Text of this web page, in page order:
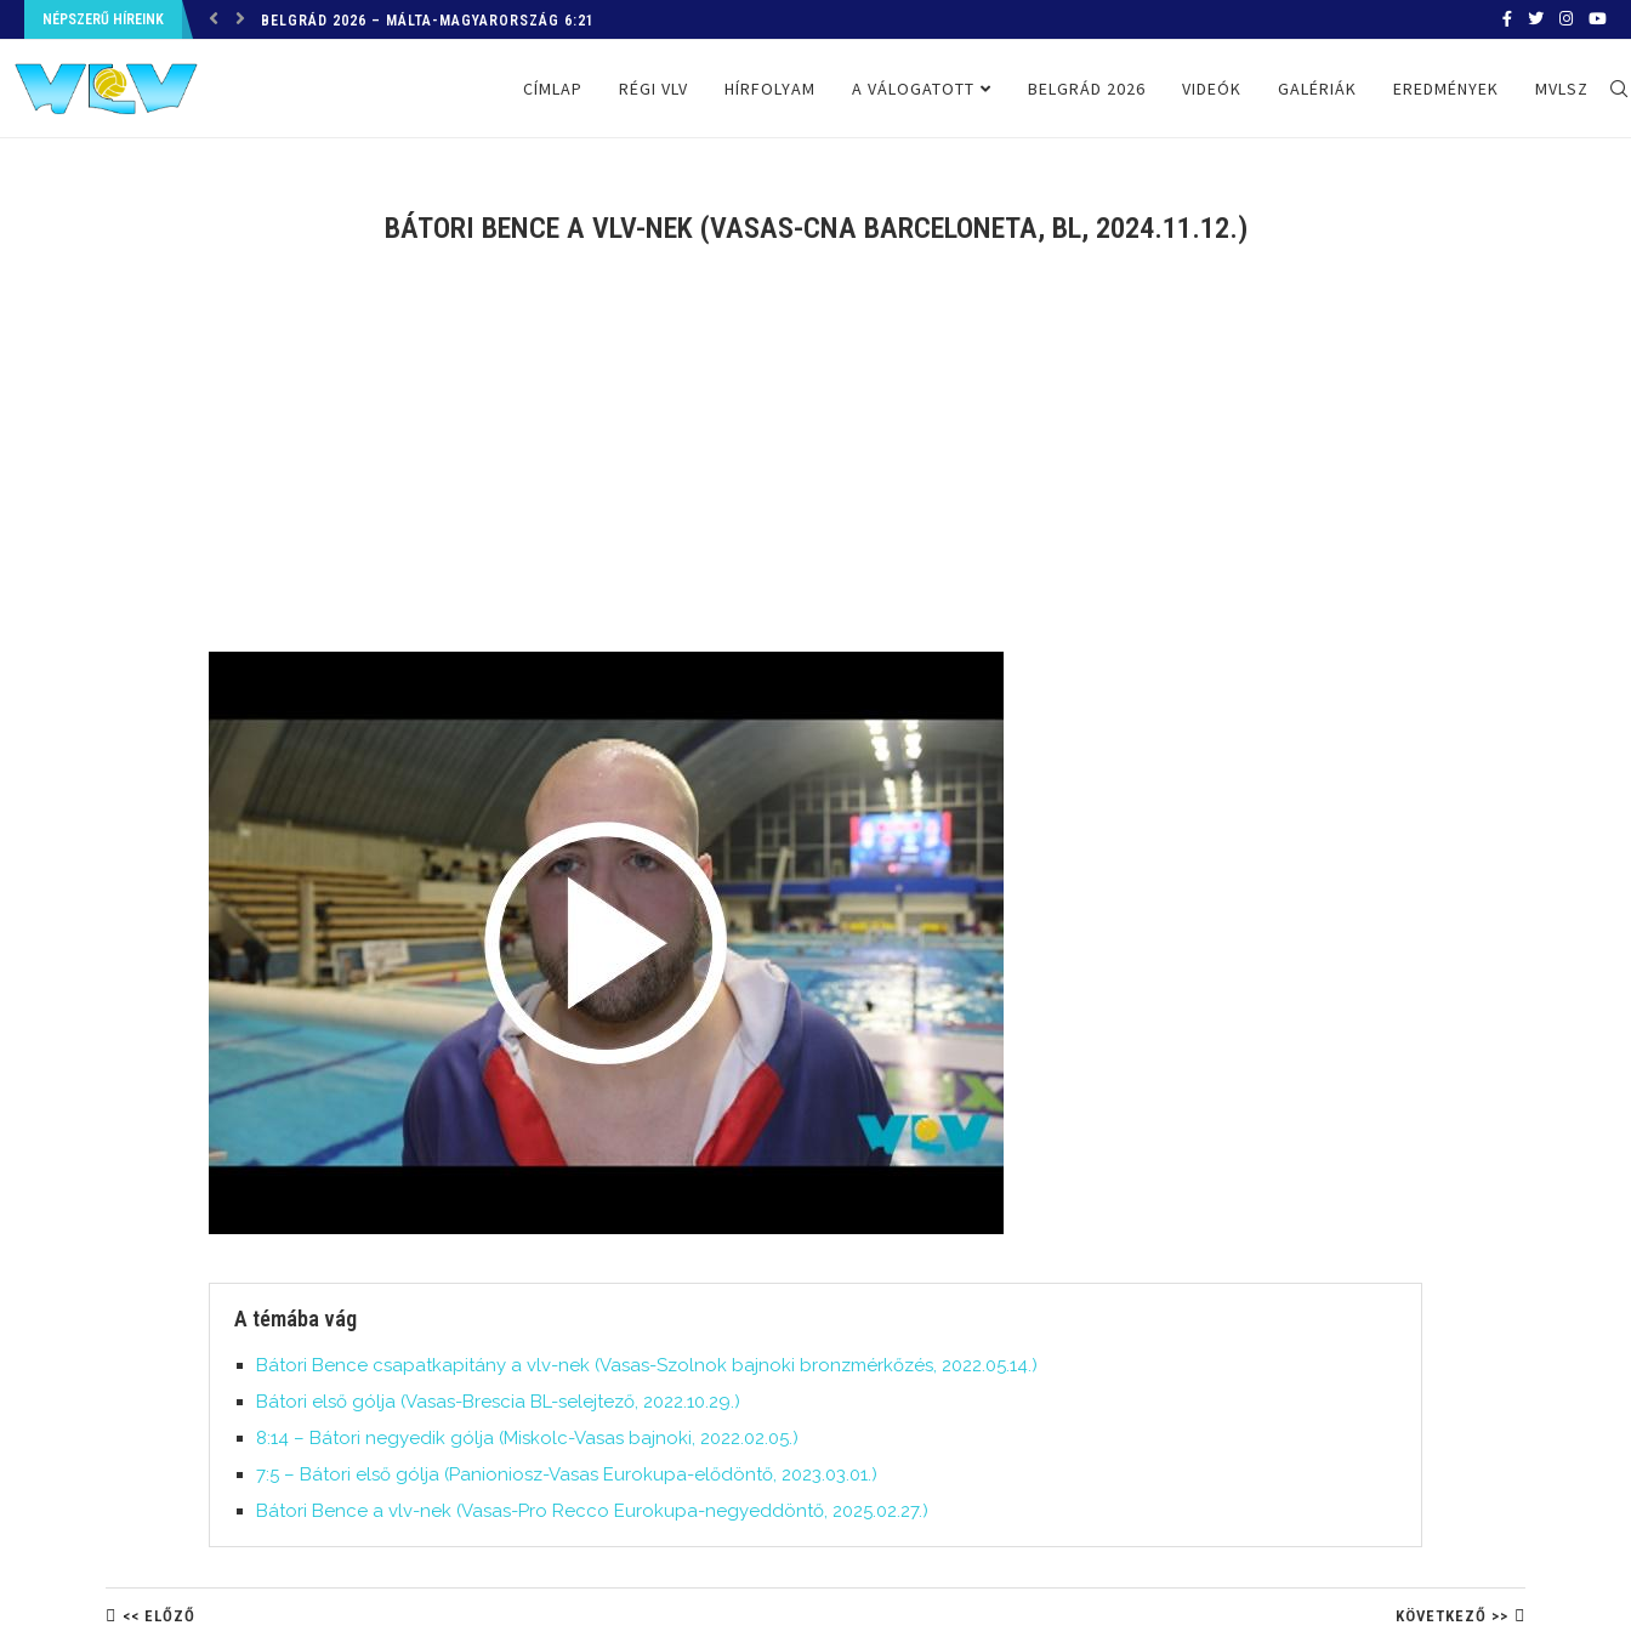
NÉPSZERŰ HÍREINK
HELYZETKÉP AZ EB-RŐL – A TOVÁBBI PROGRAM
CÍMLAP RÉGI VLV HÍRFOLYAM A VÁLOGATOTT BELGRÁD 2026 VIDEÓK GALÉRIÁK EREDMÉNYEK MVLSZ
BÁTORI BENCE A VLV-NEK (VASAS-CNA BARCELONETA, BL, 2024.11.12.)
A témába vág
Bátori Bence csapatkapitány a vlv-nek (Vasas-Szolnok bajnoki bronzmérkőzés, 2022.05.14.)
Bátori első gólja (Vasas-Brescia BL-selejtező, 2022.10.29.)
8:14 – Bátori negyedik gólja (Miskolc-Vasas bajnoki, 2022.02.05.)
7:5 – Bátori első gólja (Panioniosz-Vasas Eurokupa-elődöntő, 2023.03.01.)
Bátori Bence a vlv-nek (Vasas-Pro Recco Eurokupa-negyeddöntő, 2025.02.27.)
<< ELŐZŐ KÖVETKEZŐ >>